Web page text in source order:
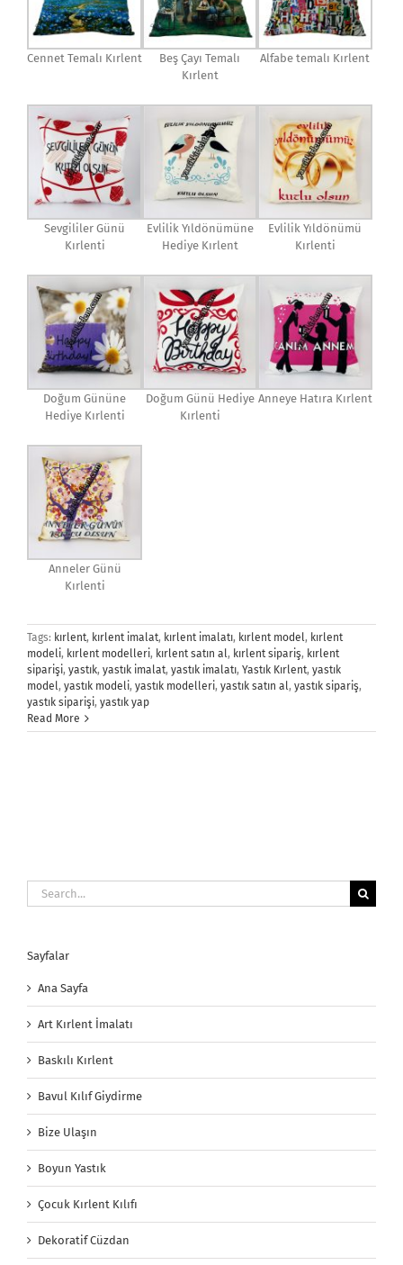
Cennet Temalı Kırlent
Beş Çayı Temalı
Kırlent
Alfabe temalı Kırlent
Sevgililer Günü
Kırlenti
Evlilik Yıldönümüne
Hediye Kırlent
Evlilik Yıldönümü
Kırlenti
Doğum Gününe
Hediye Kırlenti
Doğum Günü Hediye
Kırlenti
Anneye Hatıra Kırlent
Anneler Günü
Kırlenti
Tags: kırlent, kırlent imalat, kırlent imalatı, kırlent model, kırlent
modeli, kırlent modelleri, kırlent satın al, kırlent sipariş, kırlent
siparişi, yastık, yastık imalat, yastık imalatı, Yastık Kırlent, yastık
model, yastık modeli, yastık modelleri, yastık satın al, yastık sipariş,
yastık siparişi, yastık yap
Read More
Search
for:
Sayfalar
Ana Sayfa
Art Kırlent İmalatı
Baskılı Kırlent
Bavul Kılıf Giydirme
Bize Ulaşın
Boyun Yastık
Çocuk Kırlent Kılıfı
Dekoratif Cüzdan